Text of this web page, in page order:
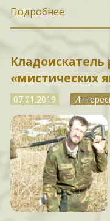
Подробнее
Кладоискатель
«мистических
07.01.2019